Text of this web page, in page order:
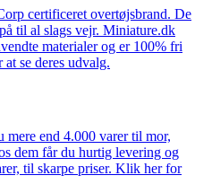
certificeret overtøjsbrand. De
til al slags vejr. Miniature.dk
materialer og er 100% fri
se deres udvalg.
end 4.000 varer til mor,
dem får du hurtig levering og
til skarpe priser. Klik her for